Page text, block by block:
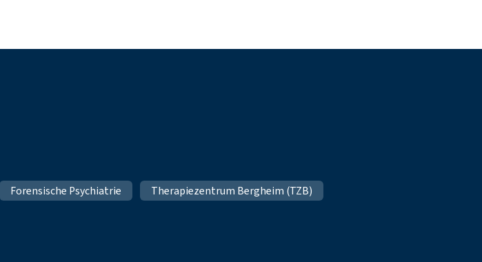
Forensische Psychiatrie
Therapiezentrum Bergheim (TZB)